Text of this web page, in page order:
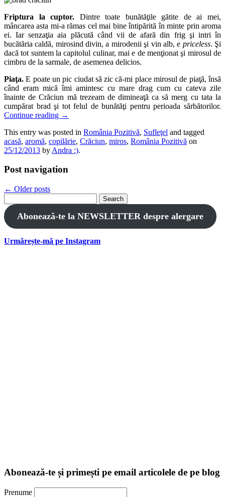
Friptura la cuptor. Dintre toate bunătăţile gătite de ai mei,
mâncarea asta mi-a rămas cel mai bine întipărită în minte prin aroma
ei. Iar senzaţia aia plăcută când vii de afară din frig şi intri în
bucătăria caldă, mirosind divin, a mirodenii şi vin alb, e priceless. Şi
dacă tot suntem la capitolul culinar, mai e de menţionat şi mirosul de
cimbru de la sarmale, de asemenea delicios.
Piaţa. E poate un pic ciudat să zic că-mi place mirosul de piaţă, însă
când eram mică îmi amintesc cu mare drag cum cu cateva zile
înainte de Crăciun mă trezeam de dimineaţă ca să merg cu tata la
cumpărat brad şi tot felul de bunătăţi pentru perioada sărbătorilor.
Continue reading →
This entry was posted in România Pozitivă, Sufleţel and tagged
acasă, aromă, copilărie, Crăciun, miros, România Pozitivă on
25/12/2013 by Andra :).
Post navigation
← Older posts
for:
Abonează-te la NEWSLETTER despre alergare
Urmărește-mă pe Instagram
Abonează-te și primești pe email articolele de pe blog
Prenume